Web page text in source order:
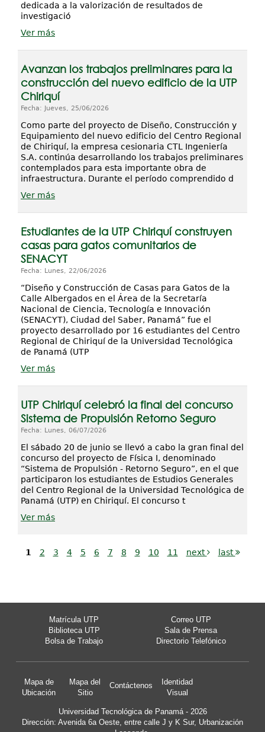
dedicada a la valorización de resultados de
investigació
Ver más
Avanzan los trabajos preliminares para la
construcción del nuevo edificio de la UTP
Chiriquí
Fecha: Jueves, 25/06/2026
Como parte del proyecto de Diseño, Construcción y
Equipamiento del nuevo edificio del Centro Regional
de Chiriquí, la empresa cesionaria CTL Ingeniería
S.A. continúa desarrollando los trabajos preliminares
contemplados para esta importante obra de
infraestructura. Durante el período comprendido d
Ver más
Estudiantes de la UTP Chiriquí construyen
casas para gatos comunitarios de
SENACYT
Fecha: Lunes, 22/06/2026
“Diseño y Construcción de Casas para Gatos de la
Calle Albergados en el Área de la Secretaría
Nacional de Ciencia, Tecnología e Innovación
(SENACYT), Ciudad del Saber, Panamá” fue el
proyecto desarrollado por 16 estudiantes del Centro
Regional de Chiriquí de la Universidad Tecnológica
de Panamá (UTP
Ver más
UTP Chiriquí celebró la final del concurso
Sistema de Propulsión Retorno Seguro
Fecha: Lunes, 06/07/2026
El sábado 20 de junio se llevó a cabo la gran final del
concurso del proyecto de Física I, denominado
“Sistema de Propulsión - Retorno Seguro”, en el que
participaron los estudiantes de Estudios Generales
del Centro Regional de la Universidad Tecnológica de
Panamá (UTP) en Chiriquí. El concurso t
Ver más
1 2 3 4 5 6 7 8 9 10 11 next last
Matrícula UTP
Correo UTP
Biblioteca UTP
Sala de Prensa
Bolsa de Trabajo
Directorio Telefónico
Mapa de
Ubicación
Mapa del
Sitio
Contáctenos
Identidad
Visual
Universidad Tecnológica de Panamá - 2026
Dirección: Avenida 6a Oeste, entre calle J y K Sur, Urbanización